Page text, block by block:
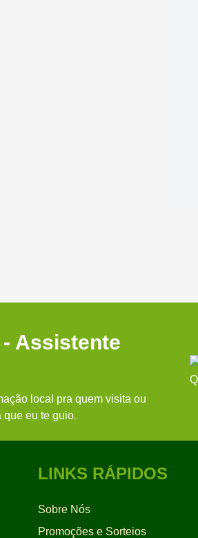
Assistente
local pra quem visita ou
que eu te guio.
LINKS RÁPIDOS
Sobre Nós
Promoções e Sorteios